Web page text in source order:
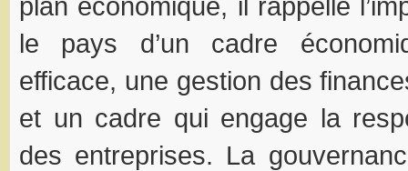
le pays d’un cadre
efficace, une gestion des
et un cadre qui engage la
des entreprises. La